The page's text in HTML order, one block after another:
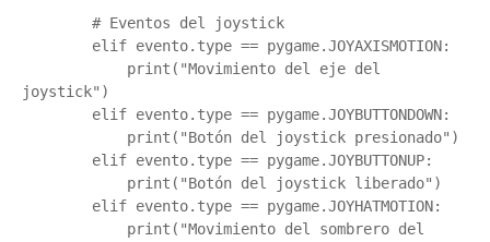
joystick")